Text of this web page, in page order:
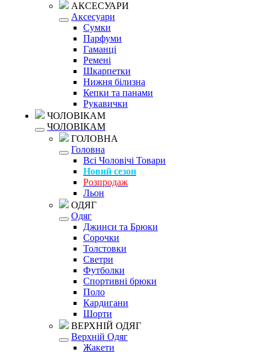
АКСЕСУАРИ
Аксесуари
Сумки
Парфуми
Гаманці
Ремені
Шкарпетки
Нижня білизна
Кепки та панами
Рукавички
ЧОЛОВІКАМ
ЧОЛОВІКАМ
ГОЛОВНА
Головна
Всі Чоловічі Товари
Новий сезон
Розпродаж
Льон
ОДЯГ
Одяг
Джинси та Брюки
Сорочки
Толстовки
Светри
Футболки
Спортивні брюки
Поло
Кардигани
Шорти
ВЕРХНІЙ ОДЯГ
Верхній Одяг
Жакети